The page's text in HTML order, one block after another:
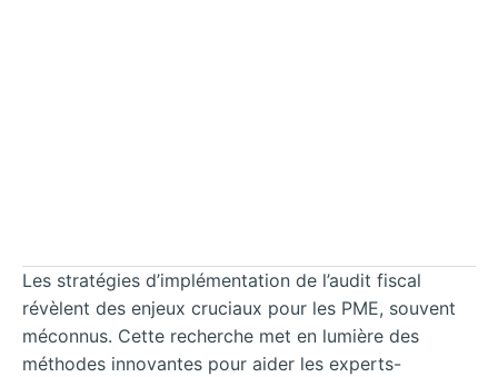
Les stratégies d’implémentation de l’audit fiscal
révèlent des enjeux cruciaux pour les PME, souvent
méconnus. Cette recherche met en lumière des
méthodes innovantes pour aider les experts-